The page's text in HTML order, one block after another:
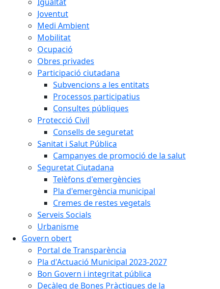
Joventut
Medi Ambient
Mobilitat
Ocupació
Obres privades
Participació ciutadana
Subvencions a les entitats
Processos participatius
Consultes públiques
Protecció Civil
Consells de seguretat
Sanitat i Salut Pública
Campanyes de promoció de la salut
Seguretat Ciutadana
Telèfons d'emergències
Pla d'emergència municipal
Cremes de restes vegetals
Serveis Socials
Urbanisme
Govern obert
Portal de Transparència
Pla d'Actuació Municipal 2023-2027
Bon Govern i integritat pública
Decàleg de Bones Pràctiques de la